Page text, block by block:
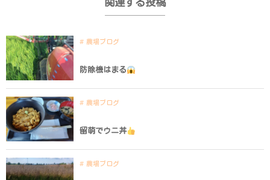
農場ブログ
防除機はまる
農場ブログ
留萌でウニ丼
農場ブログ